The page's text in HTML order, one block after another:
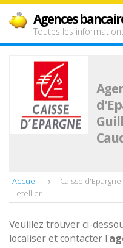
Agences
Toutes les
Accueil
Caisse
Letellier
Veuillez trouver ci-
localiser et contacter l'